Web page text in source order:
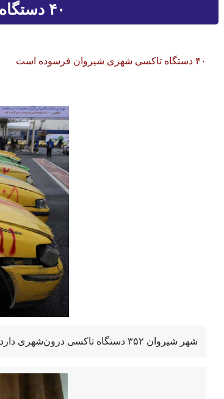
۴۰ دستگاه تاکسی شهری شیروان فرسوده است.
۴۰ دستگاه تاکسی شهری شیروان فرسوده است
شهر شیروان ۳۵۲ دستگاه تاکسی درون‌شهری دارد که ۴۰ دستگاه از این ناوگان به علت فرسودگی زیاد، نیازمند جایگزینی است.